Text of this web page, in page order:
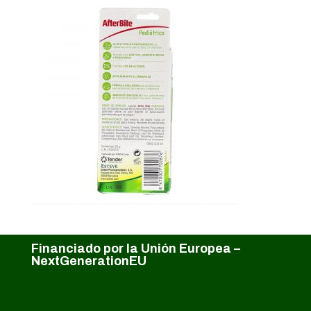
Financiado por la Unión Europea –
NextGenerationEU